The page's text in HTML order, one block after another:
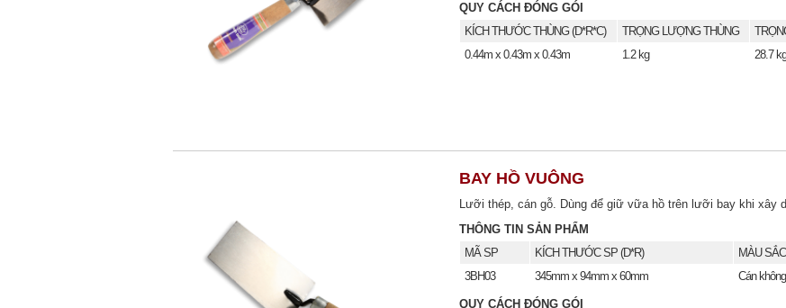
QUY CÁCH ĐÓNG GÓI
KÍCH THƯỚC THÙNG (D*R*C)
TRỌNG LƯỢNG THÙNG
0.44m x 0.43m x 0.43m
1.2 kg 28.7 kg
BAY HỒ VUÔNG
Lưỡi thép, cán gỗ. Dùng để giữ vữa hồ trên lưỡi bay khi xây
THÔNG TIN SẢN PHẨM
MÃ SP
KÍCH THƯỚC SP (D*R) MÀU
3BH03
345mm x 94mm x 60mm Cán
QUY CÁCH ĐÓNG GÓI